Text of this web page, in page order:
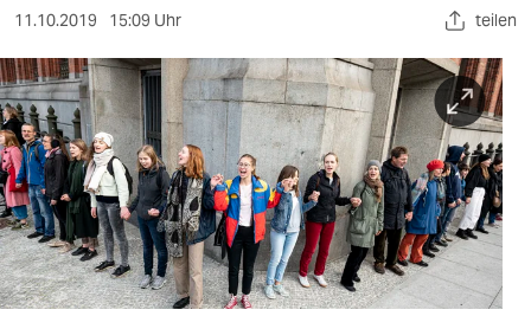
sport
berlin
nord
wahrheit
verlag
verlag
11.10.2019 15:09 Uhr teilen